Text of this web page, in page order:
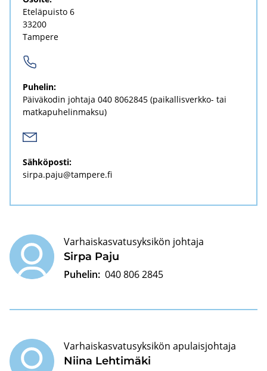
Ete­lä­puis­to 6
33200
Tam­pe­re
Pu­he­lin:
Päi­vä­ko­din joh­ta­ja 040 8062845 (paikallisverkko-​ tai
mat­ka­pu­he­lin­mak­su)
Säh­kö­pos­ti:
sirpa.paju@tam­pe­re.fi
Sirpa Paju
Varhaiskasvatusyksikön johtaja
Puhelin: 040 806 2845
Niina Leh­ti­mä­ki
Varhaiskasvatusyksikön apulaisjohtaja